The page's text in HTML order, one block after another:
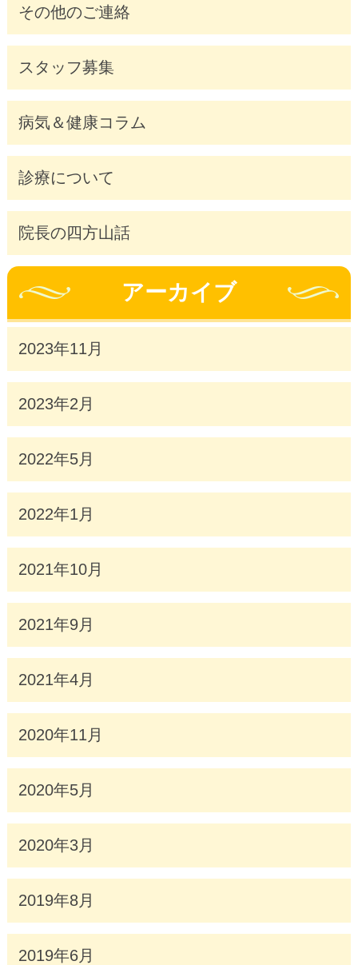
その他のご連絡
スタッフ募集
病気＆健康コラム
診療について
院長の四方山話
アーカイブ
2023年11月
2023年2月
2022年5月
2022年1月
2021年10月
2021年9月
2021年4月
2020年11月
2020年5月
2020年3月
2019年8月
2019年6月